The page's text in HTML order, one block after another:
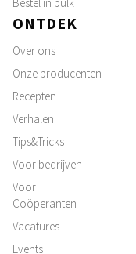
ONTDEK
Over ons
Onze producenten
Recepten
Verhalen
Tips&Tricks
Voor bedrijven
Voor
Coöperanten
Vacatures
Events